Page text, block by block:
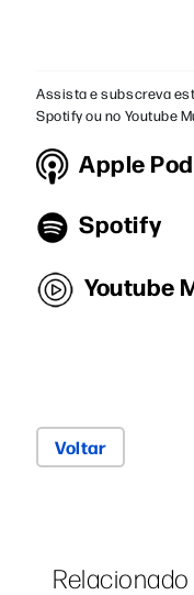
Assista e subscreva
Spotify ou no Youtube
Apple
Spotify
Youtube
Voltar
Relacionado